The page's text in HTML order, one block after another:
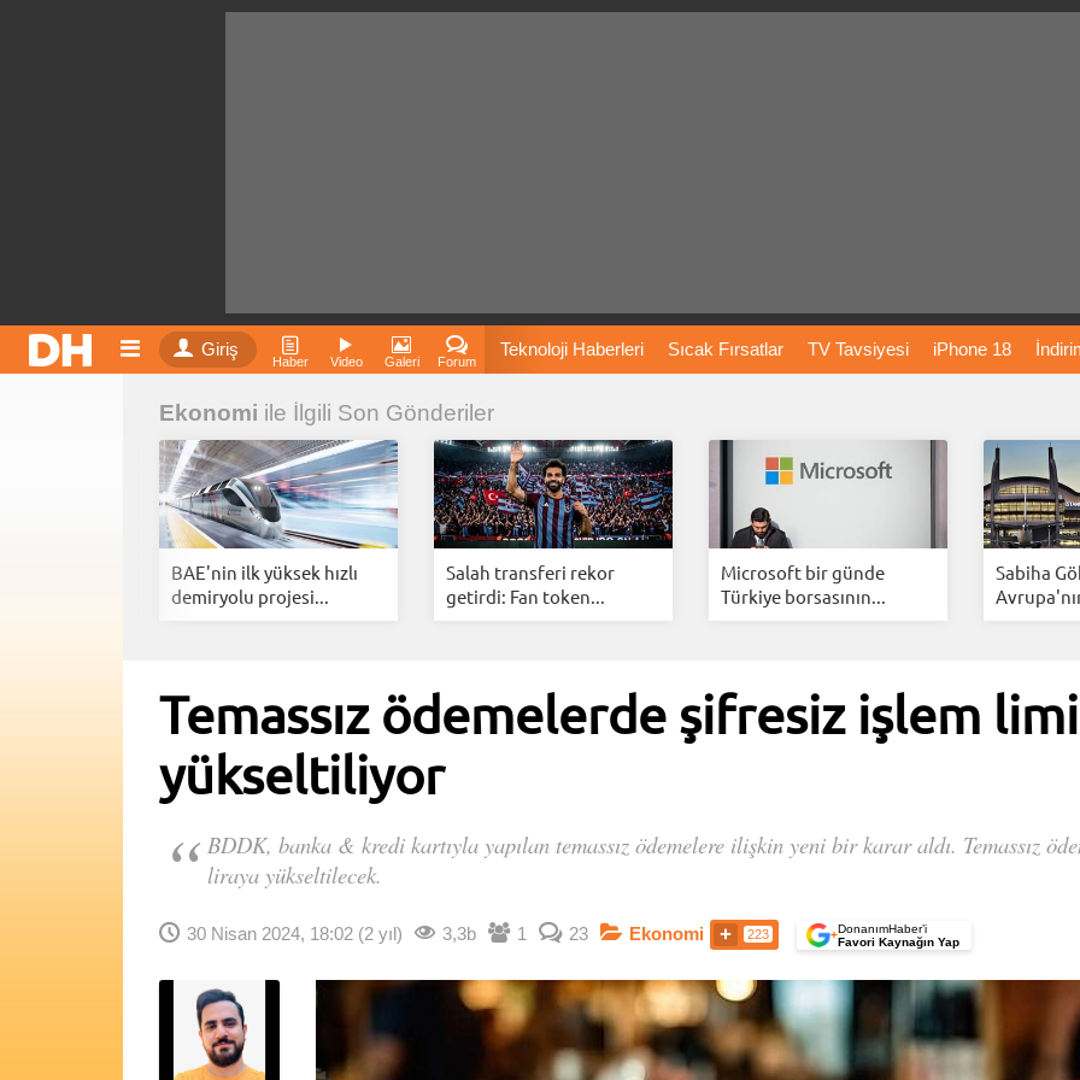
Giriş
Haber Video Galeri Forum
Teknoloji Haberleri Sıcak Fırsatlar TV Tavsiyesi iPhone 18
Fiyatları Vizyondaki Filmler Bitcoin Dizi Önerileri Telefon Önerileri
İnstagram Dondurma İnstagram Çöktü
Ekonomi ile İlgili Son Gönderiler
BAE'nin ilk yüksek hızlı
demiryolu projesi...
Salah transferi rekor
getirdi: Fan token...
Microsoft bir günde
Türkiye borsasının...
Sabiha
Temassız ödemelerde şifresiz işlem
yükseltiliyor
BDDK, banka & kredi kartıyla yapılan temassız ödemelere ilişkin yeni bir karar aldı. Temassız
liraya yükseltilecek.
30 Nisan 2024, 18:02 (2 yıl) 3,3b 1 23 Ekonomi 223 +DonanımHaber’i
Favori Kaynağın Yap